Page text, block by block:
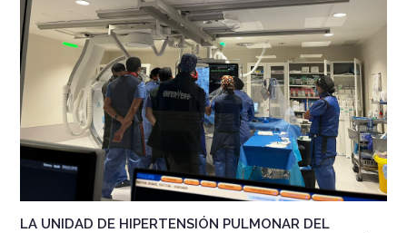
LA UNIDAD DE HIPERTENSIÓN PULMONAR DEL